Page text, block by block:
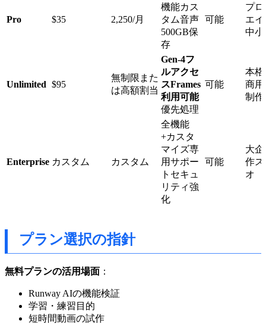
Pro $35 2,250/月
機能カス
タム音声
500GB保
存
可能
プ
エ
中
Unlimited $95
無制限また
は高額割当
Gen-4フ
ルアクセ
スFrames
利用可能
優先処理
可能
本
商
制
Enterprise カスタム カスタム
全機能
+カスタ
マイズ専
用サポー
トセキュ
リティ強
化
可能
大
作
オ
プラン選択の指針
無料プランの活用場面 ：
Runway AIの機能検証
学習・練習目的
短時間動画の試作